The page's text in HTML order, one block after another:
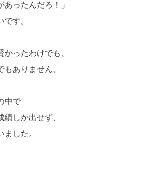
あったんだろ！」
す。
ったわけでも、
ありません。
中で
しか出せず、
した。